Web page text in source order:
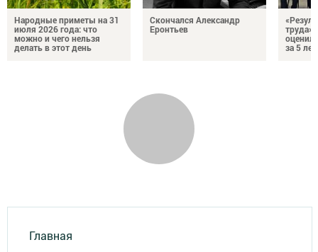
Народные приметы на 31
июля 2026 года: что
можно и чего нельзя
делать в этот день
Скончался Александр
Еронтьев
за 5 лет
Главная